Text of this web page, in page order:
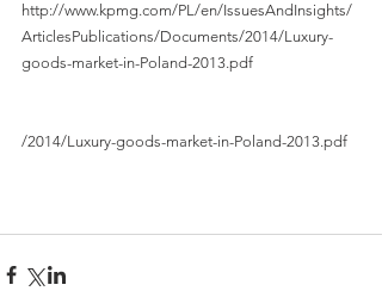
http://www.kpmg.com/PL/en/IssuesAndInsights/
ArticlesPublications/Documents/2014/Luxury-
goods-market-in-Poland-2013.pdf
/2014/Luxury-goods-market-in-Poland-2013.pdf